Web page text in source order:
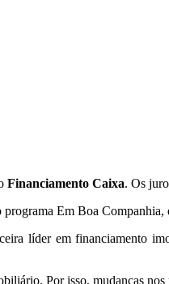
Financiamento Caixa. Os
Em Boa
líder em financiamento
Por isso, mudanças